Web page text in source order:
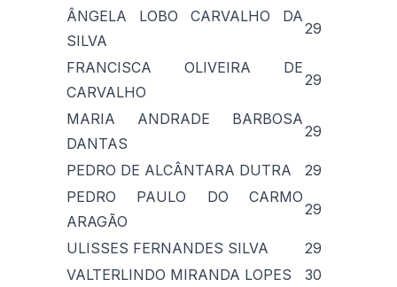
ÂNGELA LOBO CARVALHO DA
SILVA
29
FRANCISCA OLIVEIRA DE
CARVALHO
29
MARIA ANDRADE BARBOSA
DANTAS
29
PEDRO DE ALCÂNTARA DUTRA
29
PEDRO PAULO DO CARMO
ARAGÃO
29
ULISSES FERNANDES SILVA
29
VALTERLINDO MIRANDA LOPES
30